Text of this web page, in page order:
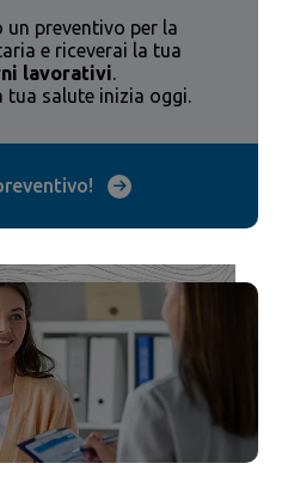
un preventivo per la
e riceverai la tua
lavorativi.
tua salute inizia oggi.